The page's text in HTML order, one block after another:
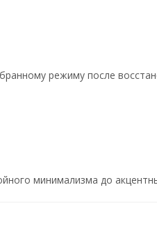
режиму после
минимализма до